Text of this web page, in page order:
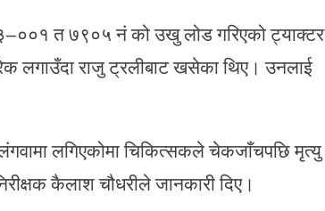
त ७९०५ नं को उखु लोड गरिएको ट्याक्टर
लगाउँदा राजु ट्रलीबाट खसेका थिए। उनलाई
लगिएकोमा चिकित्सकले चेकजाँचपछि मृत्यु
कैलाश चौधरीले जानकारी दिए।